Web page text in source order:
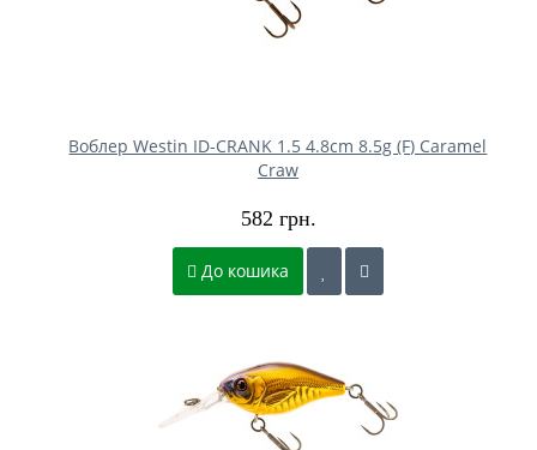
Воблер Westin ID-CRANK 1.5 4.8cm 8.5g (F) Caramel
Craw
582 грн.
До кошика